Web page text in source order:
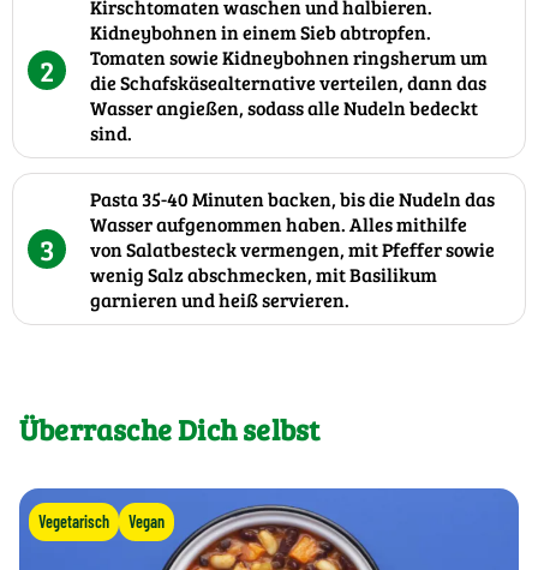
2
Kirschtomaten waschen und halbieren.
Kidneybohnen in einem Sieb abtropfen.
Tomaten sowie Kidneybohnen ringsherum um
die Schafskäsealternative verteilen, dann das
Wasser angießen, sodass alle Nudeln bedeckt
sind.
3
Pasta 35-40 Minuten backen, bis die Nudeln das
Wasser aufgenommen haben. Alles mithilfe
von Salatbesteck vermengen, mit Pfeffer sowie
wenig Salz abschmecken, mit Basilikum
garnieren und heiß servieren.
Überrasche Dich selbst
Vegetarisch Vegan